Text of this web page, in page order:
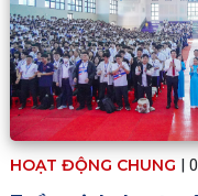
HOẠT ĐỘNG CHUNG